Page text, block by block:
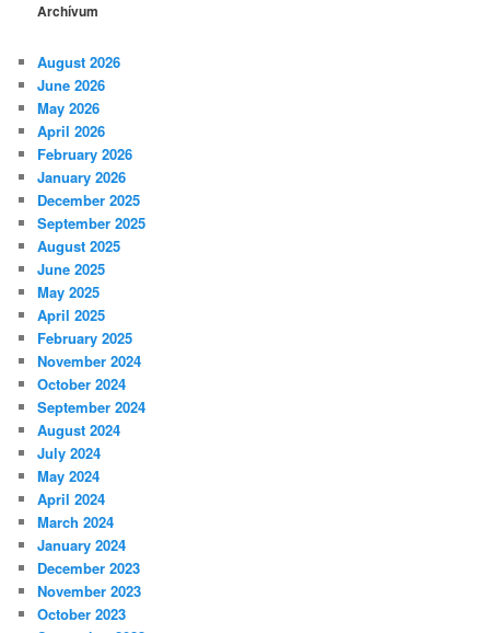
Archívum
August 2026
June 2026
May 2026
April 2026
February 2026
January 2026
December 2025
September 2025
August 2025
June 2025
May 2025
April 2025
February 2025
November 2024
October 2024
September 2024
August 2024
July 2024
May 2024
April 2024
March 2024
January 2024
December 2023
November 2023
October 2023